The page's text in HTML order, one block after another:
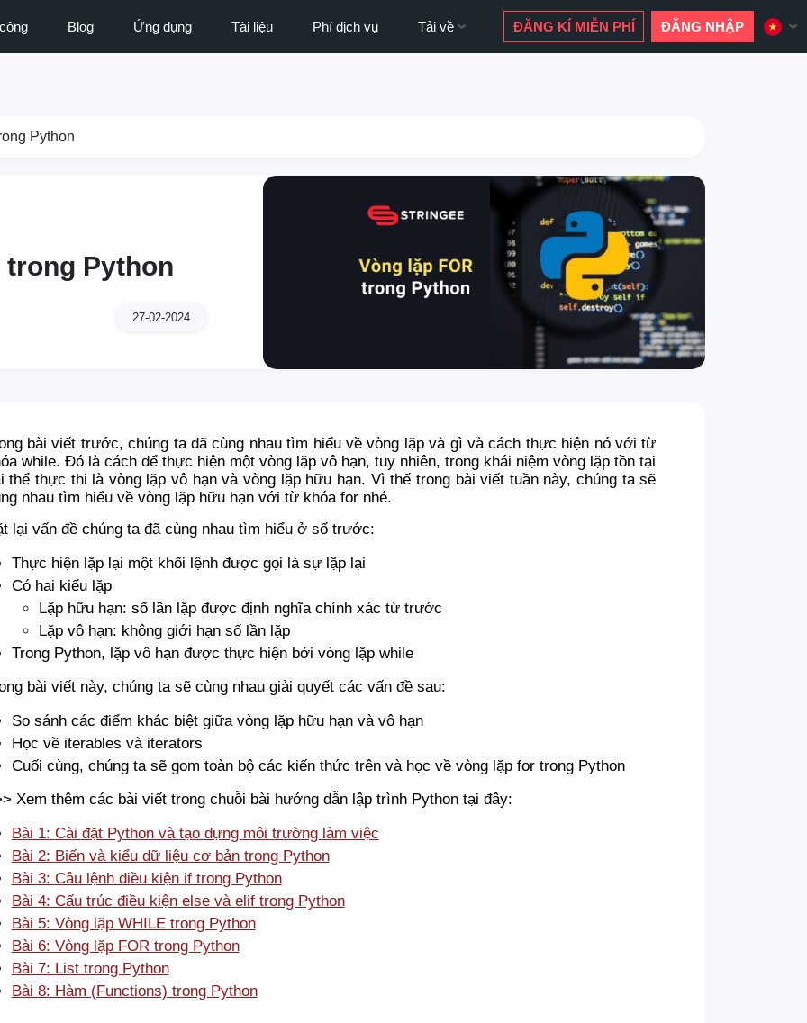
Blog Ứng dụng Tài liệu Phí dịch vụ Tải về ĐĂNG KÍ MIỄN PHÍ ĐĂNG NHẬP
Python
trong Python
27-02-2024
bài viết trước, chúng ta đã cùng nhau tìm hiểu về vòng lặp và gì và cách thực hiện nó với từ
while. Đó là cách để thực hiện một vòng lặp vô hạn, tuy nhiên, trong khái niệm vòng lặp tồn tại
thể thực thi là vòng lặp vô hạn và vòng lặp hữu hạn. Vì thế trong bài viết tuần này, chúng ta sẽ
nhau tìm hiểu về vòng lặp hữu hạn với từ khóa for nhé.
lại vấn đề chúng ta đã cùng nhau tìm hiểu ở số trước:
Thực hiện lặp lại một khối lệnh được gọi là sự lặp lại
Có hai kiểu lặp
Lặp hữu hạn: số lần lặp được định nghĩa chính xác từ trước
Lặp vô hạn: không giới hạn số lần lặp
Trong Python, lặp vô hạn được thực hiện bởi vòng lặp while
bài viết này, chúng ta sẽ cùng nhau giải quyết các vấn đề sau:
So sánh các điểm khác biệt giữa vòng lặp hữu hạn và vô hạn
Học về iterables và iterators
Cuối cùng, chúng ta sẽ gom toàn bộ các kiến thức trên và học về vòng lặp for trong Python
Xem thêm các bài viết trong chuỗi bài hướng dẫn lập trình Python tại đây:
Bài 1: Cài đặt Python và tạo dựng môi trường làm việc
Bài 2: Biến và kiểu dữ liệu cơ bản trong Python
Bài 3: Câu lệnh điều kiện if trong Python
Bài 4: Cấu trúc điều kiện else và elif trong Python
Bài 5: Vòng lặp WHILE trong Python
Bài 6: Vòng lặp FOR trong Python
Bài 7: List trong Python
Bài 8: Hàm (Functions) trong Python